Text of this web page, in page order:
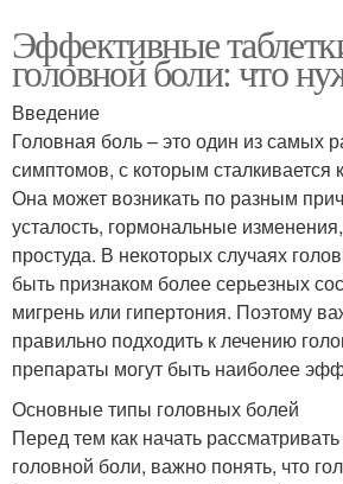
Эффективные
головной боли: что
Введение
Головная боль – это один из самых
симптомов, с которым сталкивается
Она может возникать по разным
усталость, гормональные
простуда. В некоторых случаях
быть признаком более серьезных
мигрень или гипертония. Поэтому
правильно подходить к лечению
препараты могут быть наиболее
Основные типы головных болей
Перед тем как начать рассматривать
головной боли, важно понять, что